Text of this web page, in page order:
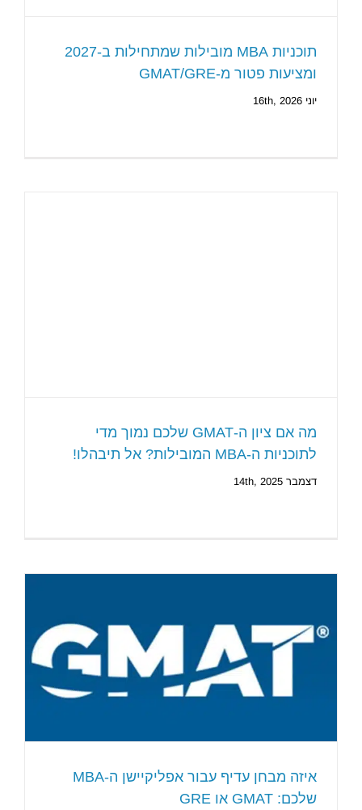
תוכניות MBA מובילות שמתחילות ב-2027
ומציעות פטור מ-GMAT/GRE
יוני 16th, 2026
מה אם ציון ה-GMAT שלכם נמוך מדי
לתוכניות ה-MBA המובילות? אל תיבהלו!
דצמבר 14th, 2025
איזה מבחן עדיף עבור אפליקיישן ה-MBA
שלכם: GMAT או GRE